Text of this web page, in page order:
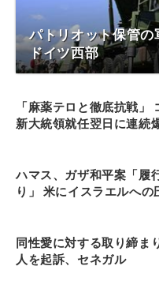
パトリオット保管
ドイツ西部
「麻薬テロと徹底抗戦」
新大統領就任翌日に連続
ハマス、ガザ和平案「履
り」 米にイスラエルへの
同性愛に対する取り締ま
人を起訴、セネガル